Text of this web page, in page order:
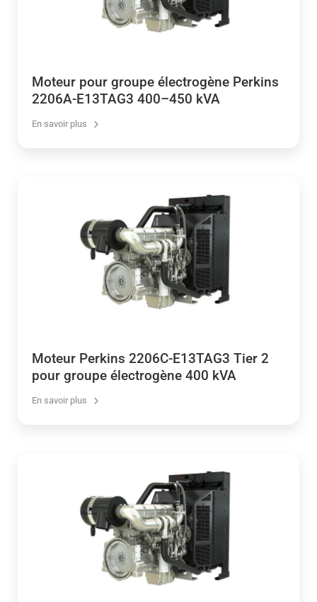
Moteur pour groupe électrogène Perkins
2206A-E13TAG3 400–450 kVA
En savoir plus
Moteur Perkins 2206C-E13TAG3 Tier 2
pour groupe électrogène 400 kVA
En savoir plus